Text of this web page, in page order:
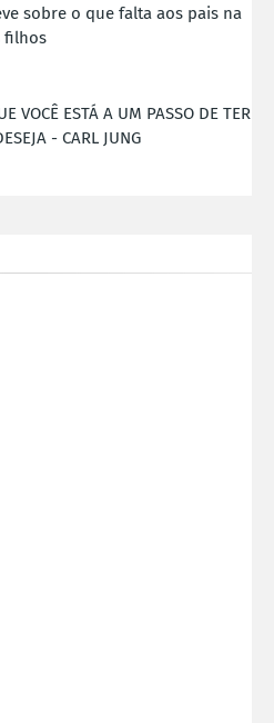
sobre o que falta aos pais na
filhos
VOCÊ ESTÁ A UM PASSO DE TER
- CARL JUNG